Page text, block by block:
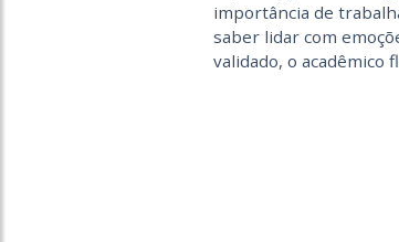
importância de
saber lidar com
validado, o acadêmico